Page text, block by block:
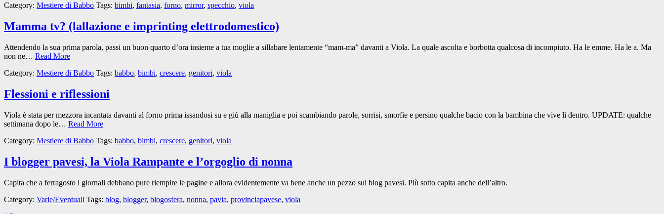
Category: Mestiere di Babbo Tags: bimbi, fantasia, forno, mirror, specchio, viola
Mamma tv? (lallazione e imprinting elettrodomestico)
Attendendo la sua prima parola, passi un buon quarto d’ora insieme a tua moglie a sillabare lentamente “mam-ma” davanti a Viola. La quale ascolta e borbotta qualcosa di incompiuto. Ha le emme. Ha le a. Ma
non ne… Read More
Category: Mestiere di Babbo Tags: babbo, bimbi, crescere, genitori, viola
Flessioni e riflessioni
Viola è stata per mezzora incantata davanti al forno prima issandosi su e giù alla maniglia e poi scambiando parole, sorrisi, smorfie e persino qualche bacio con la bambina che vive lì dentro. UPDATE: qualche
settimana dopo le… Read More
Category: Mestiere di Babbo Tags: babbo, bimbi, crescere, genitori, viola
I blogger pavesi, la Viola Rampante e l’orgoglio di nonna
Capita che a ferragosto i giornali debbano pure riempire le pagine e allora evidentemente va bene anche un pezzo sui blog pavesi. Più sotto capita anche dell’altro.
Category: Varie/Eventuali Tags: blog, blogger, blogosfera, nonna, pavia, provinciapavese, viola